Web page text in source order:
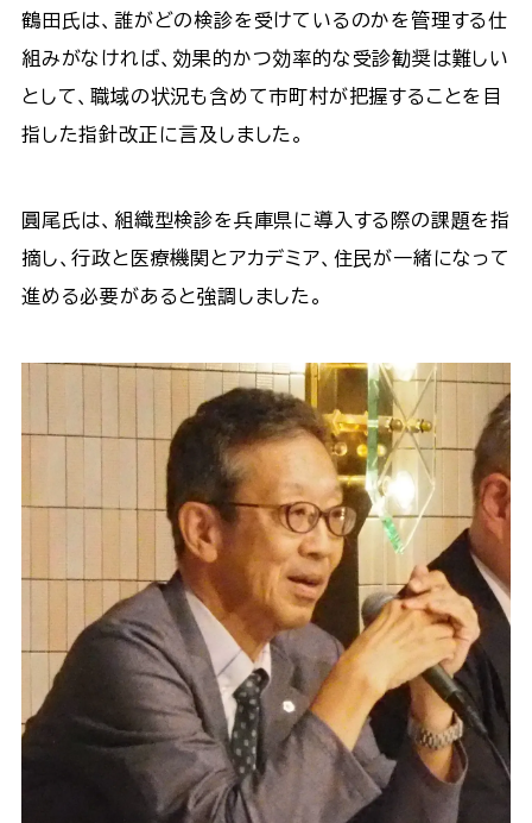
鶴田氏は、誰がどの検診を受けているのかを管理する仕
組みがなければ、効果的かつ効率的な受診勧奨は難しい
として、職域の状況も含めて市町村が把握することを目
指した指針改正に言及しました。
圓尾氏は、組織型検診を兵庫県に導入する際の課題を指
摘し、行政と医療機関とアカデミア、住民が一緒になって
進める必要があると強調しました。